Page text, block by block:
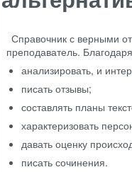
Справочник с верными
преподаватель.
анализировать, и
писать отзывы;
составлять планы
характеризовать
давать оценку
писать сочинения.